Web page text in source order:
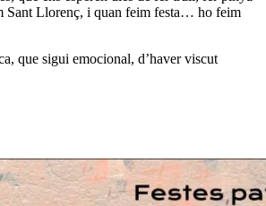
Sant Llorenç, i quan feim festa… ho feim
que sigui emocional, d’haver viscut